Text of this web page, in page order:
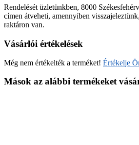
Rendelését üzletünkben, 8000
címen átveheti, amennyiben
raktáron van.
Vásárlói értékelések
Még nem értékelték a terméket! Értékelje
Mások az alábbi termékeket